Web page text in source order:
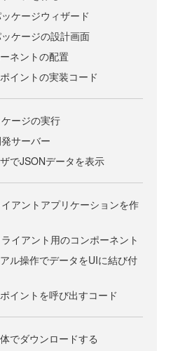
ケージウィザード
ケージの設計画面
ネントの配置
イントの実装コード
ージの実行
サーバー
でJSONデータを表示
アントアプリケーションを作
イアント用のコンポーネント
ル操作でデータをUIに結び付
イントを呼び出すコード
でダウンロードする